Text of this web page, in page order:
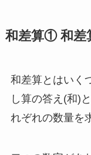
和差算① 和差
和差算とはいく
し算の答え(和)
れぞれの数量を